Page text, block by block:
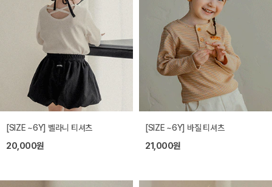
[SIZE ~6Y] 벨라니 티셔츠
20,000원
[SIZE ~6Y] 바질 티셔츠
21,000원